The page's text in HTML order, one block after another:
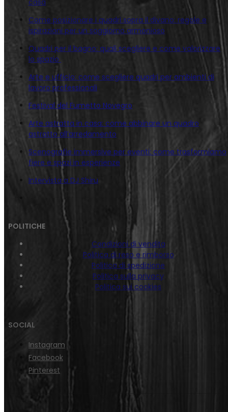
Come posizionare i quadri sopra il divano: regole e
ispirazioni per un soggiorno armonioso
Quadri per il bagno: quali scegliere e come valorizzare
lo spazio
Arte e ufficio: come scegliere quadri per ambienti di
lavoro professionali
Festival del Fumetto Novegro
Arte astratta in casa: come abbinare un quadro
astratto all’arredamento
Scenografie immersive per eventi: come trasformiamo
fiere e spazi in esperienze
Intervista a DJ Shiru
POLITICHE
Condizioni di vendita
Politica di reso e rimborso
Politica di spedizione
Politica sulla privacy
Politica sui cookies
SOCIAL
Instagram
Facebook
Pinterest